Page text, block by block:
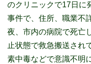
のクリニックで17日に
事件で、住所、職業不
夜、市内の病院で死亡
止状態で救急搬送され
素中毒などで意識不明